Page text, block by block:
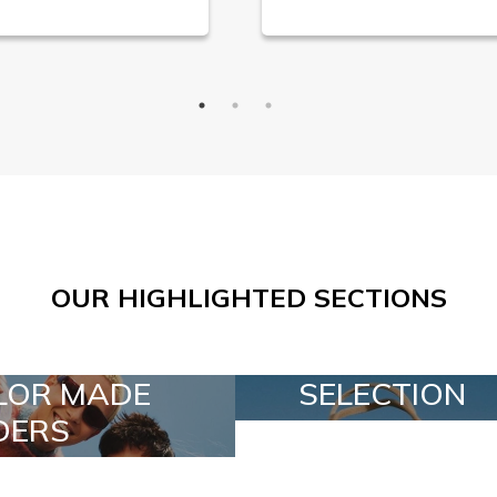
OUR HIGHLIGHTED SECTIONS
SELECTION SPECIAL